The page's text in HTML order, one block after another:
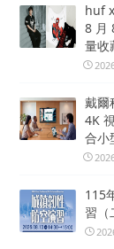
huf
8 月
量收
戴爾
4K
合小
115
習（